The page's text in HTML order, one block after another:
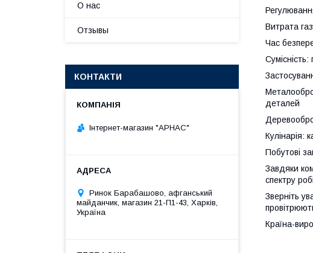
Витрата
Час
деталей
Кулінарія:
Побутові
Завдяки
спектру
Зверніть
Країна-
О нас
Отзывы
КОНТАКТИ
Інтернет-магазин "АРНАС"
Ринок Барабашово, афганський
майданчик, магазин 21-П1-43, Харків,
Україна